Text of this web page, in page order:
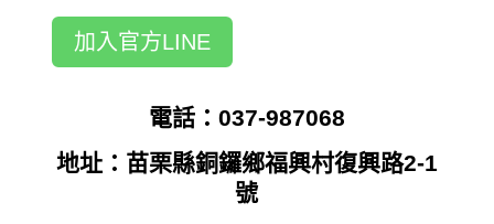
加入官方LINE
電話：037-987068
地址：苗栗縣銅鑼鄉福興村復興路2-1
號